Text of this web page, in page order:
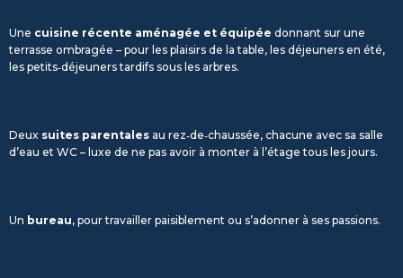
Une cuisine récente aménagée et équipée donnant sur une
terrasse ombragée – pour les plaisirs de la table, les déjeuners en été,
les petits‑déjeuners tardifs sous les arbres.
Deux suites parentales au rez‑de‑chaussée, chacune avec sa salle
d’eau et WC – luxe de ne pas avoir à monter à l’étage tous les jours.
Un bureau, pour travailler paisiblement ou s’adonner à ses passions.